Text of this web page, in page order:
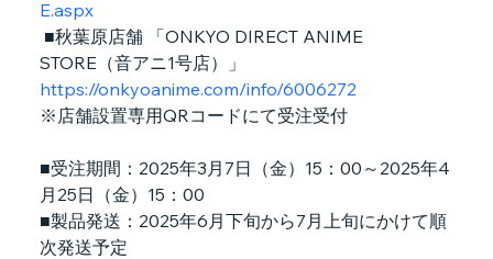
E.aspx
STORE（音アニ1号店）」
https://onkyoanime.com/info/6006272
※店舗設置専用QRコードにて受注受付
■受注期間：2025年3月7日（金）15：00～2025年4
月25日（金）15：00
■製品発送：2025年6月下旬から7月上旬にかけて順
次発送予定